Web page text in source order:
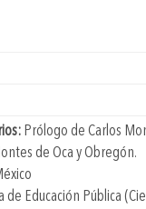
Prólogo de Carlos
de Oca y Obregón.
de Educación Pública